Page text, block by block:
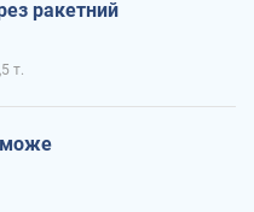
ракетний
т.
може